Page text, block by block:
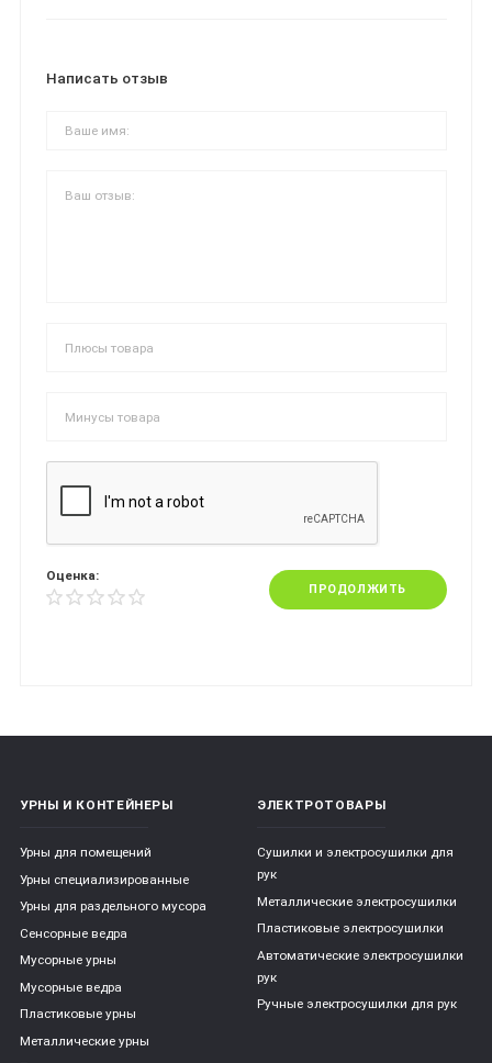
Написать отзыв
Оценка:
ПРОДОЛЖИТЬ
УРНЫ И КОНТЕЙНЕРЫ
Урны для помещений
Урны специализированные
Урны для раздельного мусора
Сенсорные ведра
Мусорные урны
Мусорные ведра
Пластиковые урны
Металлические урны
ЭЛЕКТРОТОВАРЫ
Сушилки и электросушилки для
рук
Металлические электросушилки
Пластиковые электросушилки
Автоматические электросушилки
рук
Ручные электросушилки для рук